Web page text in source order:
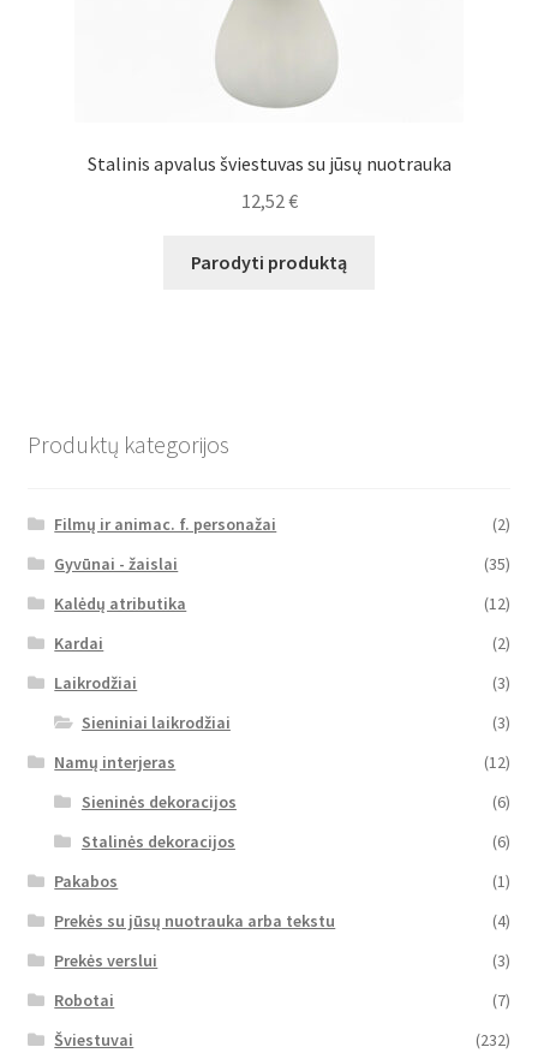
Stalinis apvalus šviestuvas su jūsų nuotrauka
12,52€
Parodyti produktą
Produktų kategorijos
Filmų ir animac. f. personažai
(2)
Gyvūnai - žaislai
(35)
Kalėdų atributika
(12)
Kardai
(2)
Laikrodžiai
(3)
Sieniniai laikrodžiai
(3)
Namų interjeras
(12)
Sieninės dekoracijos
(6)
Stalinės dekoracijos
(6)
Pakabos
(1)
Prekės su jūsų nuotrauka arba tekstu
(4)
Prekės verslui
(3)
Robotai
(7)
Šviestuvai
(232)